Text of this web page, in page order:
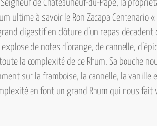
de Châteauneuf-du-Pape, la
ultime à savoir le Ron Zacapa Centenario
digestif en clôture d’un repas décadent
de notes d’orange, de cannelle,
la complexité de ce Rhum. Sa bouche
sur la framboise, la cannelle, la
en font un grand Rhum qui nous fait